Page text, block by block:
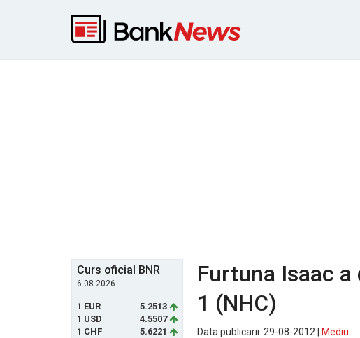
Curs oficial BNR
6.08.2026
1 EUR
5.2513
1 USD
4.5507
1 CHF
5.6221
Furtuna Isaac
1 (NHC)
Data publicarii: 29-08-2012 |
Mediu